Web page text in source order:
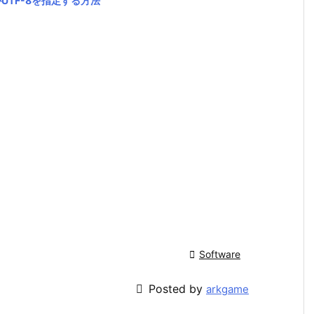
 Software
 Posted by arkgame